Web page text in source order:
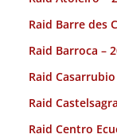
Raid Barre des
Raid Barroca –
Raid
Raid
Raid Centro